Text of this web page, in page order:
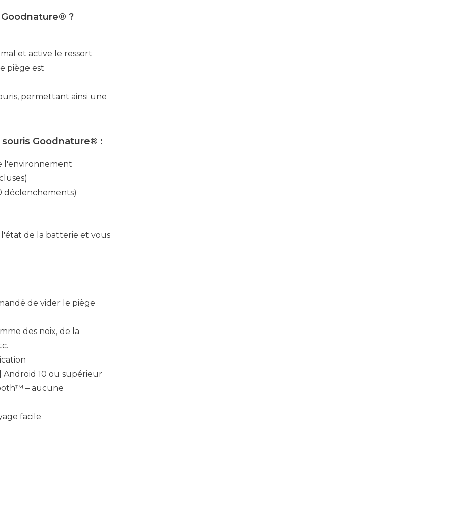
?
et active le ressort
piège est
permettant ainsi une
Goodnature® :
l'environnement
déclenchements)
de la batterie et vous
de vider le piège
des noix, de la
Android 10 ou supérieur
– aucune
facile